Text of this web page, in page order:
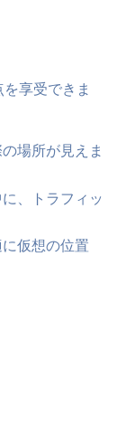
享受できま
場所が見えま
、トラフィッ
仮想の位置